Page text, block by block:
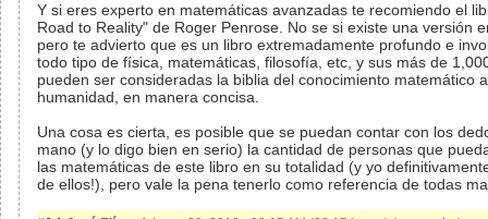
Y si eres experto en matemáticas avanzadas te recomiendo el
Road to Reality" de Roger Penrose. No se si existe una versión
pero te advierto que es un libro extremadamente profundo e
todo tipo de física, matemáticas, filosofía, etc, y sus más de
pueden ser consideradas la biblia del conocimiento matemático
humanidad, en manera concisa.
Una cosa es cierta, es posible que se puedan contar con los
mano (y lo digo bien en serio) la cantidad de personas que
las matemáticas de este libro en su totalidad (y yo
de ellos!), pero vale la pena tenerlo como referencia de todas